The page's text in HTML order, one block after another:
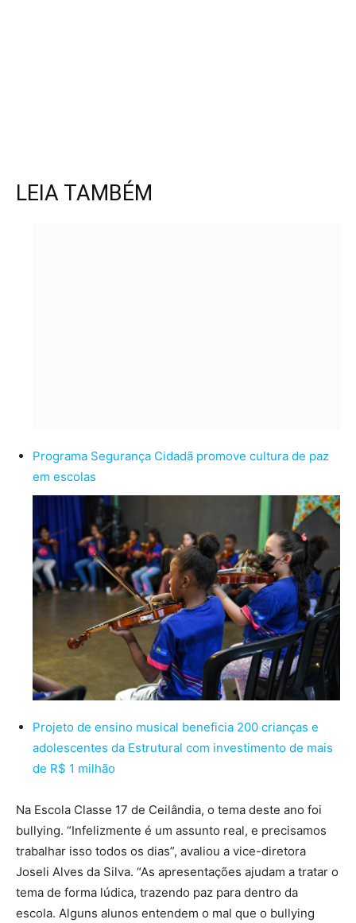
LEIA TAMBÉM
Programa Segurança Cidadã promove cultura de paz
em escolas
Projeto de ensino musical beneficia 200 crianças e
adolescentes da Estrutural com investimento de mais
de R$ 1 milhão
Na Escola Classe 17 de Ceilândia, o tema deste ano foi
bullying. “Infelizmente é um assunto real, e precisamos
trabalhar isso todos os dias”, avaliou a vice-diretora
Joseli Alves da Silva. “As apresentações ajudam a tratar o
tema de forma lúdica, trazendo paz para dentro da
escola. Alguns alunos entendem o mal que o bullying